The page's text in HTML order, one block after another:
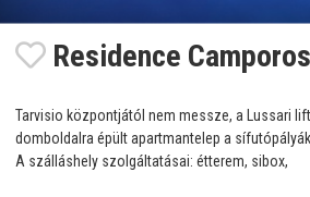
Residence
Tarvisio központjától nem messze, a Lussari
domboldalra épült apartmantelep a
A szálláshely szolgáltatásai: étterem, sibox,